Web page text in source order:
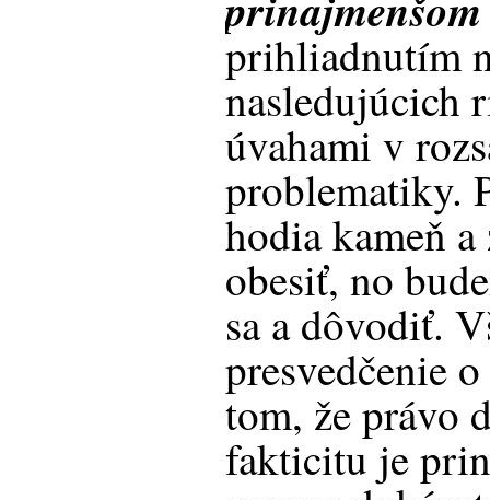
prihliadnutím
nasledujúcich
úvahami v
problematiky.
hodia kameň
obesiť, no
sa a dôvodiť.
presvedčenie
tom, že právo
fakticitu je